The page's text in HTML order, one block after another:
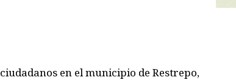
en el municipio de Restrepo,